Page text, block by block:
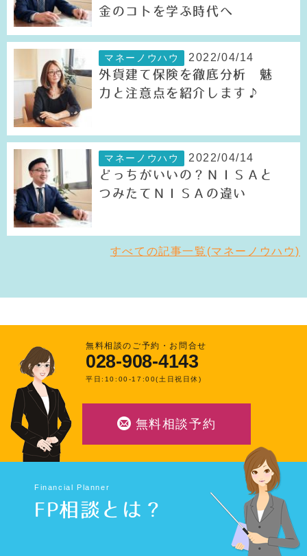
金のコトを学ぶ時代へ
マネーノウハウ 2022/04/14
外貨建て保険を徹底分析 魅
力と注意点を紹介します♪
マネーノウハウ 2022/04/14
どっちがいいの？ＮＩＳＡと
つみたてＮＩＳＡの違い
すべての記事一覧(マネーノウハウ)
無料相談のご予約・お問合せ
028-908-4143
平日:10:00-17:00(土日祝日休)
無料相談予約
Financial Planner
FP相談とは？